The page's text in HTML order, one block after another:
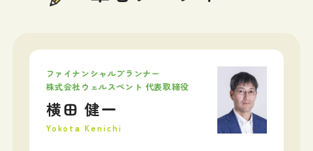
ファイナンシャルプランナー
株式会社ウェルスペント 代表取締役
横田 健一
Yokota Kenichi